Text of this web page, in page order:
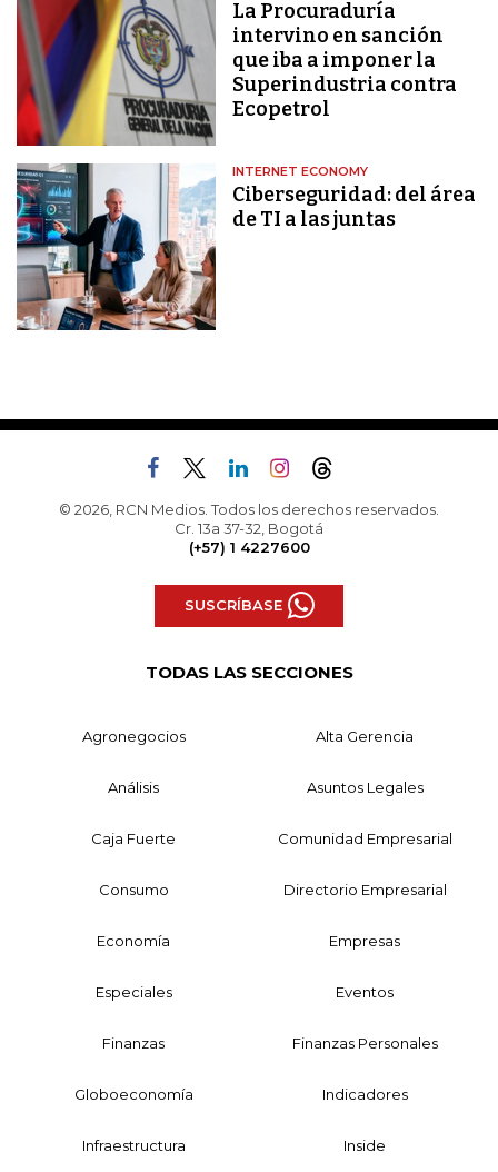
La Procuraduría
intervino en sanción
que iba a imponer la
Superindustria contra
Ecopetrol
INTERNET ECONOMY
Ciberseguridad: del área
de TI a las juntas
© 2026, RCN Medios. Todos los derechos reservados.
Cr. 13a 37-32, Bogotá
(+57) 1 4227600
SUSCRÍBASE
TODAS LAS SECCIONES
Agronegocios Alta Gerencia
Análisis Asuntos Legales
Caja Fuerte Comunidad Empresarial
Consumo Directorio Empresarial
Economía Empresas
Especiales Eventos
Finanzas Finanzas Personales
Globoeconomía Indicadores
Infraestructura Inside